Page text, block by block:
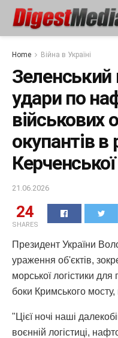
Home Війна в Україні
Зеленський
удари по
військових
окупантів в
21.06.2026
24
SHARES
Президент України
ураження об'єктів,
морської логістики
боки Кримського
"Цієї ночі наші
воєнній логістиці,